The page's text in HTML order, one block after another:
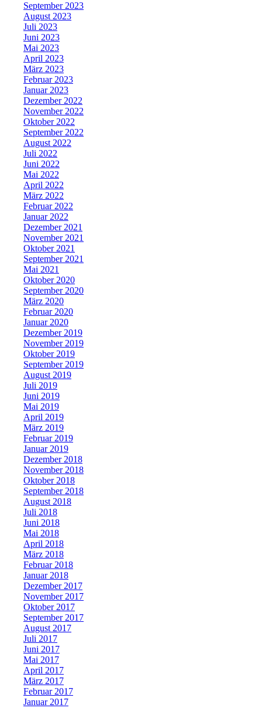
September 2023
August 2023
Juli 2023
Juni 2023
Mai 2023
April 2023
März 2023
Februar 2023
Januar 2023
Dezember 2022
November 2022
Oktober 2022
September 2022
August 2022
Juli 2022
Juni 2022
Mai 2022
April 2022
März 2022
Februar 2022
Januar 2022
Dezember 2021
November 2021
Oktober 2021
September 2021
Mai 2021
Oktober 2020
September 2020
März 2020
Februar 2020
Januar 2020
Dezember 2019
November 2019
Oktober 2019
September 2019
August 2019
Juli 2019
Juni 2019
Mai 2019
April 2019
März 2019
Februar 2019
Januar 2019
Dezember 2018
November 2018
Oktober 2018
September 2018
August 2018
Juli 2018
Juni 2018
Mai 2018
April 2018
März 2018
Februar 2018
Januar 2018
Dezember 2017
November 2017
Oktober 2017
September 2017
August 2017
Juli 2017
Juni 2017
Mai 2017
April 2017
März 2017
Februar 2017
Januar 2017